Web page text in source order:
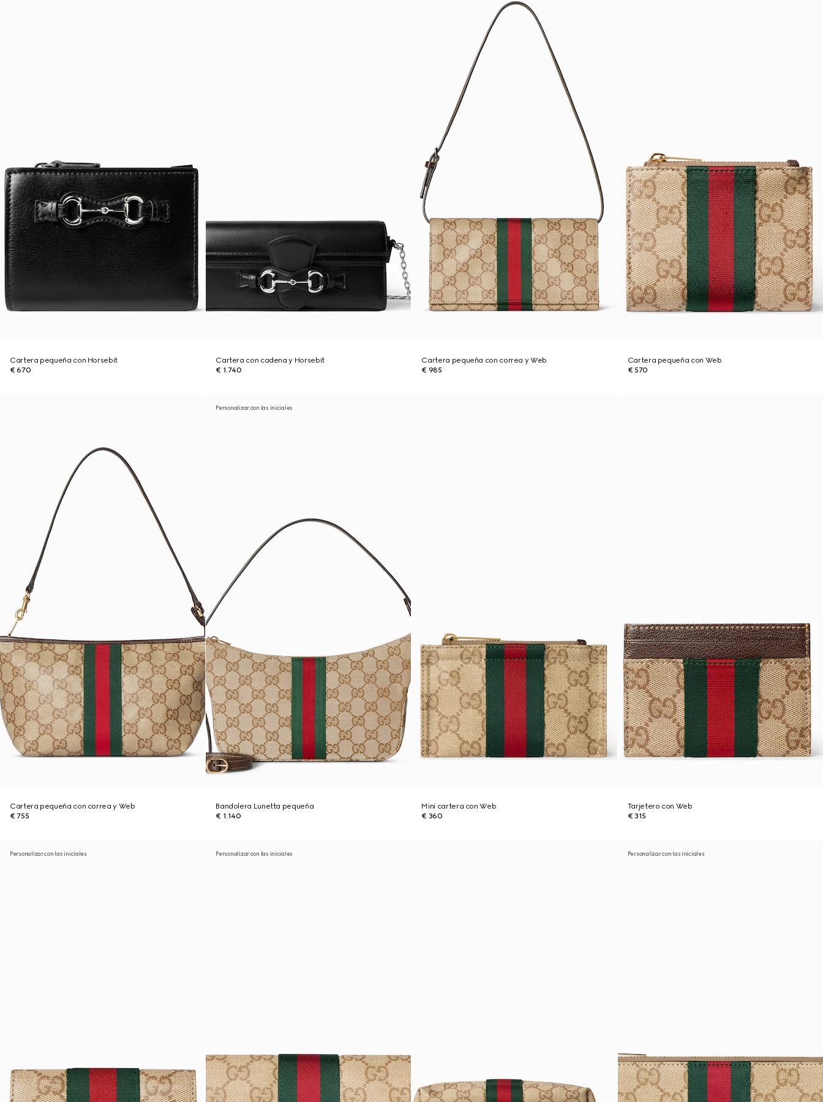
Cartera pequeña con Horsebit
€ 670
Cartera con cadena y Horsebit
€ 1.740
Cartera pequeña con correa y Web
€ 985
Cartera pequeña con Web
€ 570
Cartera pequeña con correa y Web
€ 755
Personalizar con las iniciales
Bandolera Lunetta pequeña
€ 1.140
Mini cartera con Web
€ 360
Tarjetero con Web
€ 315
Personalizar con las iniciales Personalizar con las iniciales Personalizar con las iniciales